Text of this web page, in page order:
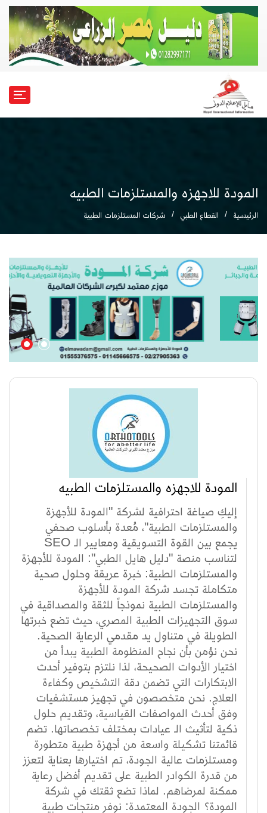
المودة للاجهزه والمستلزمات الطبيه
الرئيسية القطاع الطبي شركات المستلزمات الطبية
المودة للاجهزه والمستلزمات الطبيه
إليكِ صياغة احترافية لشركة "المودة للأجهزة
والمستلزمات الطبية"، مُعدة بأسلوب صحفي
يجمع بين القوة التسويقية ومعايير الـ SEO
لتناسب منصة "دليل هايل الطبي": المودة للأجهزة
والمستلزمات الطبية: خبرة عريقة وحلول صحية
متكاملة تجسد شركة المودة للأجهزة
والمستلزمات الطبية نموذجاً للثقة والمصداقية في
سوق التجهيزات الطبية المصري، حيث تضع خبرتها
الطويلة في متناول يد مقدمي الرعاية الصحية.
نحن نؤمن بأن نجاح المنظومة الطبية يبدأ من
اختيار الأدوات الصحيحة، لذا نلتزم بتوفير أحدث
الابتكارات التي تضمن دقة التشخيص وكفاءة
العلاج. نحن متخصصون في تجهيز مستشفيات
وفق أحدث المواصفات القياسية، وتقديم حلول
ذكية لتأثيث الـ عيادات بمختلف تخصصاتها. تضم
قائمتنا تشكيلة واسعة من أجهزة طبية متطورة
ومستلزمات عالية الجودة، تم اختيارها بعناية لتعزز
من قدرة الكوادر الطبية على تقديم أفضل رعاية
ممكنة لمرضاهم. لماذا تضع ثقتك في شركة
المودة؟ الجودة المعتمدة: نوفر منتجات طبية